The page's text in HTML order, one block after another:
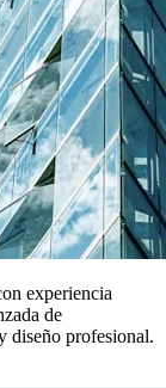
experiencia
de
diseño profesional.